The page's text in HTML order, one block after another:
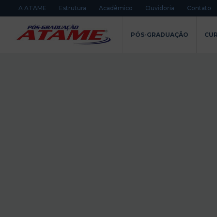
A ATAME Estrutura Acadêmico Ouvidoria Contato
PÓS-GRADUAÇÃO